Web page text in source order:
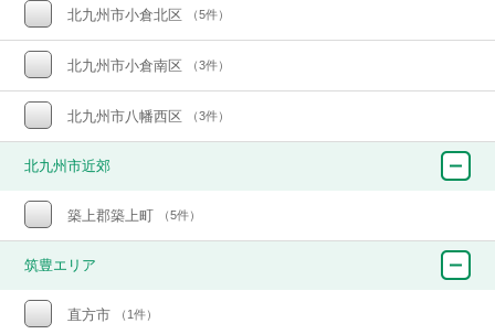
北九州市小倉北区 （5件）
北九州市小倉南区 （3件）
北九州市八幡西区 （3件）
北九州市近郊
築上郡築上町 （5件）
筑豊エリア
直方市 （1件）